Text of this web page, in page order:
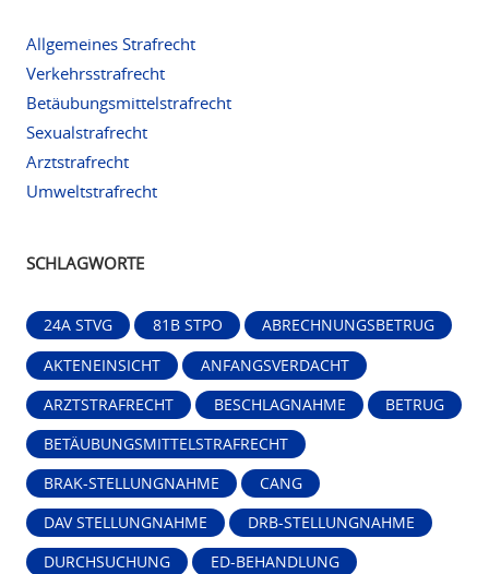
Allgemeines Strafrecht
Verkehrsstrafrecht
Betäubungsmittelstrafrecht
Sexualstrafrecht
Arztstrafrecht
Umweltstrafrecht
SCHLAGWORTE
24A STVG 81B STPO ABRECHNUNGSBETRUG
AKTENEINSICHT ANFANGSVERDACHT
ARZTSTRAFRECHT BESCHLAGNAHME BETRUG
BETÄUBUNGSMITTELSTRAFRECHT
BRAK-STELLUNGNAHME CANG
DAV STELLUNGNAHME DRB-STELLUNGNAHME
DURCHSUCHUNG ED-BEHANDLUNG